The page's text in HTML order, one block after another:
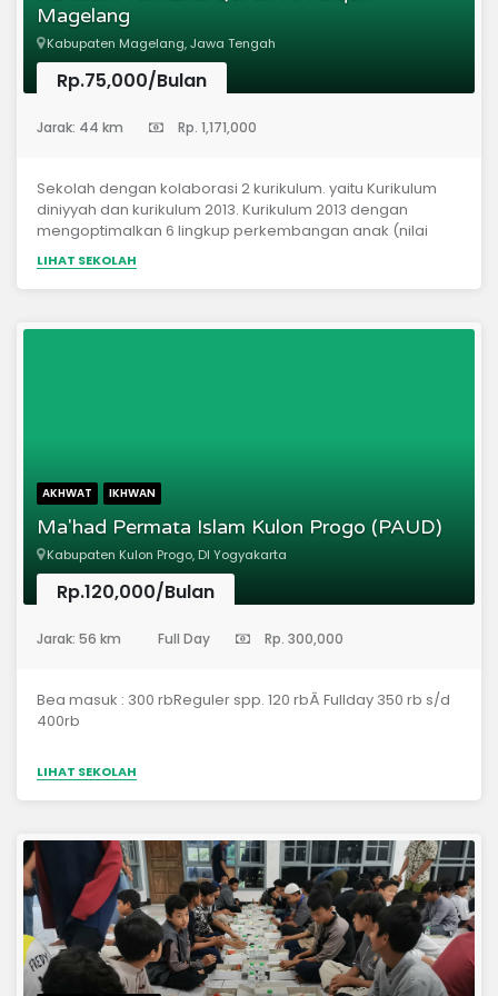
Magelang
Kabupaten Magelang, Jawa Tengah
Rp.75,000/Bulan
Jarak: 44 km Rp. 1,171,000
Sekolah dengan kolaborasi 2 kurikulum. yaitu Kurikulum
diniyyah dan kurikulum 2013. Kurikulum 2013 dengan
mengoptimalkan 6 lingkup perkembangan anak (nilai
agama dan moral, bahasa, kognitif, sosial emosional, seni
dan fisik motorik). ada beberapa kegiatan yang
dilaksanakan ada fieldtrip, rekreasi (2 tahun sekali), dan
LIHAT SEKOLAH
AKHWAT IKHWAN
Ma'had Permata Islam Kulon Progo (PAUD)
Kabupaten Kulon Progo, DI Yogyakarta
Rp.120,000/Bulan
Jarak: 56 km Full Day Rp. 300,000
Bea masuk : 300 rbReguler spp. 120 rbÂ Fullday 350 rb s/d
400rb
LIHAT SEKOLAH